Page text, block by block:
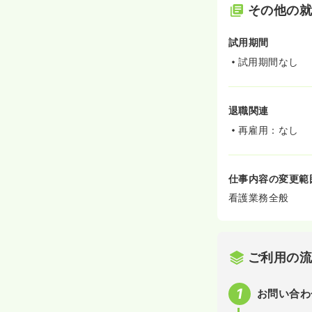
その他の
試用期間
試用期間なし
退職関連
再雇用：なし
仕事内容の変更範
看護業務全般
ご利用の
お問い合